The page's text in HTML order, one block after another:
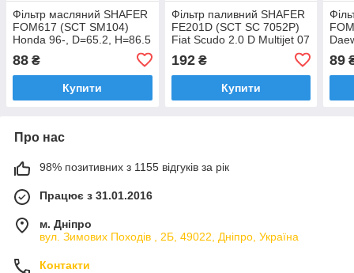
Фільтр масляний SHAFER
FOM617 (SCT SM104)
Honda 96-, D=65.2, H=86.5
88 ₴
Купити
Фільтр паливний SHAFER
FE201D (SCT SC 7052P)
Fiat Scudo 2.0 D Multijet 07
192₴
Купити
89
Про нас
98% позитивних з 1155 відгуків за рік
Працює з 31.01.2016
м. Дніпро
вул. Зимових Походiв , 2Б, 49022, Дніпро, Україна
Контакти